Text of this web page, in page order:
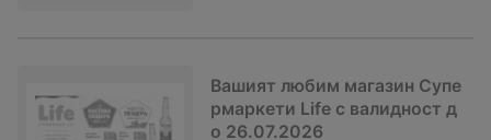
Вашият любим магазин Супе
рмаркети Life с валидност д
о 26.07.2026